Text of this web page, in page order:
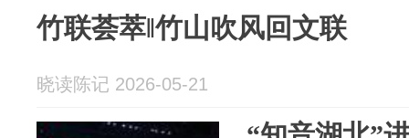
竹联荟萃‖竹山吹风回文联
晓读陈记 2026-05-21